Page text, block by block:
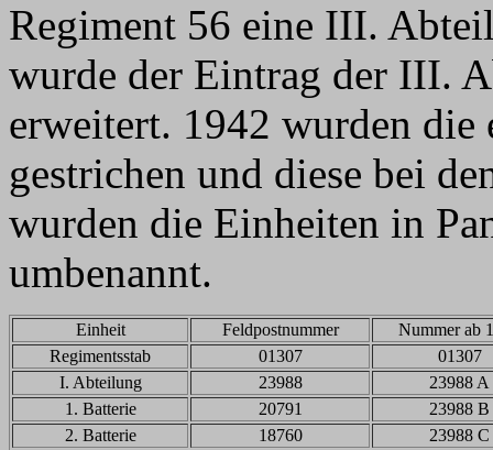
Regiment 56 eine III.
wurde der Eintrag der III.
erweitert. 1942 wurden die
gestrichen und diese bei
wurden die Einheiten in
umbenannt.
Einheit Feldpostnummer
Nummer ab
Regimentsstab
01307
01307
I. Abteilung
23988
23988 A
1. Batterie
20791
23988 B
2. Batterie
18760
23988 C